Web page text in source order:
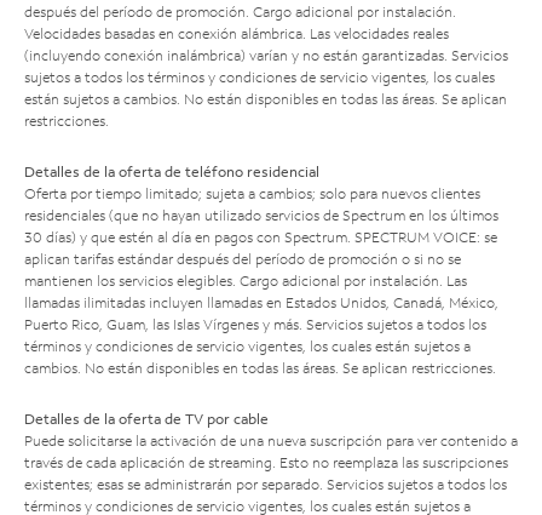
después del período de promoción. Cargo adicional por instalación.
Velocidades basadas en conexión alámbrica. Las velocidades reales
(incluyendo conexión inalámbrica) varían y no están garantizadas. Servicios
sujetos a todos los términos y condiciones de servicio vigentes, los cuales
están sujetos a cambios. No están disponibles en todas las áreas. Se aplican
restricciones.
Detalles de la oferta de teléfono residencial
Oferta por tiempo limitado; sujeta a cambios; solo para nuevos clientes
residenciales (que no hayan utilizado servicios de Spectrum en los últimos
30 días) y que estén al día en pagos con Spectrum. SPECTRUM VOICE: se
aplican tarifas estándar después del período de promoción o si no se
mantienen los servicios elegibles. Cargo adicional por instalación. Las
llamadas ilimitadas incluyen llamadas en Estados Unidos, Canadá, México,
Puerto Rico, Guam, las Islas Vírgenes y más. Servicios sujetos a todos los
términos y condiciones de servicio vigentes, los cuales están sujetos a
cambios. No están disponibles en todas las áreas. Se aplican restricciones.
Detalles de la oferta de TV por cable
Puede solicitarse la activación de una nueva suscripción para ver contenido a
través de cada aplicación de streaming. Esto no reemplaza las suscripciones
existentes; esas se administrarán por separado. Servicios sujetos a todos los
términos y condiciones de servicio vigentes, los cuales están sujetos a